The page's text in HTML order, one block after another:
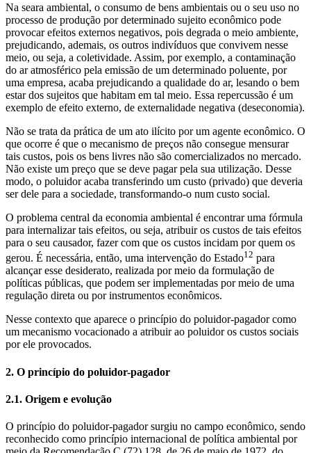
Na seara ambiental, o consumo de bens ambientais ou o seu uso no
processo de produção por determinado sujeito econômico pode
provocar efeitos externos negativos, pois degrada o meio ambiente,
prejudicando, ademais, os outros indivíduos que convivem nesse
meio, ou seja, a coletividade. Assim, por exemplo, a contaminação
do ar atmosférico pela emissão de um determinado poluente, por
uma empresa, acaba prejudicando a qualidade do ar, lesando o bem
estar dos sujeitos que habitam em tal meio. Essa repercussão é um
exemplo de efeito externo, de externalidade negativa (deseconomia).
Não se trata da prática de um ato ilícito por um agente econômico. O
que ocorre é que o mecanismo de preços não consegue mensurar
tais custos, pois os bens livres não são comercializados no mercado.
Não existe um preço que se deve pagar pela sua utilização. Desse
modo, o poluidor acaba transferindo um custo (privado) que deveria
ser dele para a sociedade, transformando-o num custo social.
O problema central da economia ambiental é encontrar uma fórmula
para internalizar tais efeitos, ou seja, atribuir os custos de tais efeitos
para o seu causador, fazer com que os custos incidam por quem os
gerou. É necessária, então, uma intervenção do Estado12 para
alcançar esse desiderato, realizada por meio da formulação de
políticas públicas, que podem ser implementadas por meio de uma
regulação direta ou por instrumentos econômicos.
Nesse contexto que aparece o princípio do poluidor-pagador como
um mecanismo vocacionado a atribuir ao poluidor os custos sociais
por ele provocados.
2. O princípio do poluidor-pagador
2.1. Origem e evolução
O princípio do poluidor-pagador surgiu no campo econômico, sendo
reconhecido como princípio internacional de política ambiental por